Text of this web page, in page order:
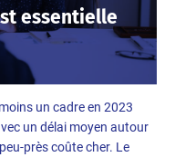
essentielle
un cadre en 2023
un délai moyen autour
près coûte cher. Le